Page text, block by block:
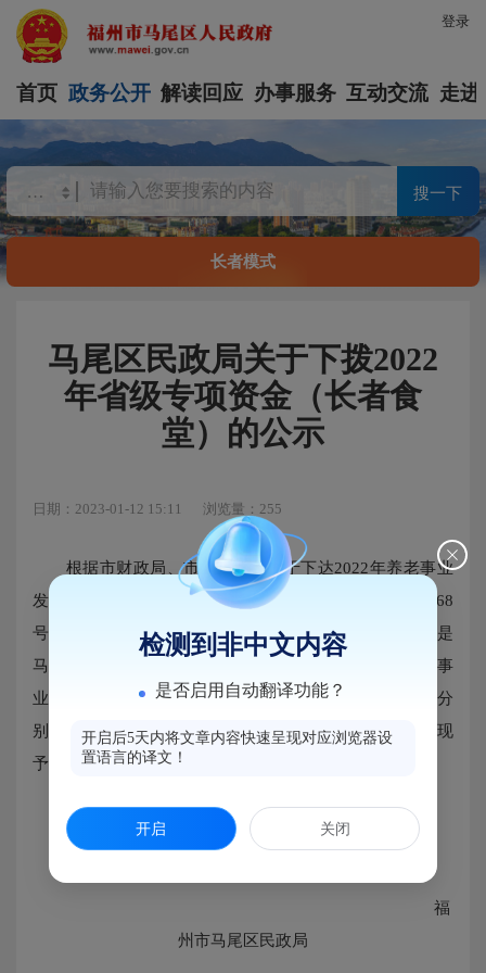
登录
首页 政务公开 解读回应 办事服务 互动交流 走进
搜一下
长者模式
马尾区民政局关于下拨2022
年省级专项资金（长者食
堂）的公示
日期：2023-01-12 15:11 浏览量：255
根据市财政局、市民政局《关于下达2022年养老事业
发展省级专项资金的通知》（榕财社（指）〔2022〕68
号）文件精神，我区2022年被列为省为民办实事项目的是
马尾镇长者食堂和琅岐镇长者食堂，现下拨2022年养老事
业发展省级专项资金长者食堂（助餐点）项目30万元：分
别为马尾镇长者食堂15万元、琅岐镇长者食堂15万元。现
予以公示。
福
州市马尾区民政局
检测到非中文内容
是否启用自动翻译功能？
开启后5天内将文章内容快速呈现对应浏览器设
置语言的译文！
开启 关闭